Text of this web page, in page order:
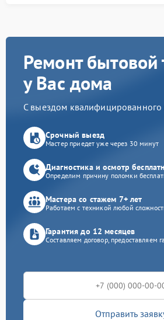
Ремонт бытовой
у Вас дома
С выездом квалифицированного
Срочный выезд
Мастер приедет уже через 30 минут
Диагностика и осмотр
Определим причину поломки
Мастера со стажем 7+ лет
Работаем с техникой любой
Гарантия до 12 месяцев
Составляем договор, предоставляем
Отправить